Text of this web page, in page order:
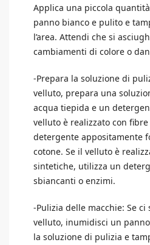
Applica una piccola
panno bianco e pulito e
l’area. Attendi che si
cambiamenti di colore o
-Prepara la soluzione di
velluto, prepara una
acqua tiepida e un
velluto è realizzato con
detergente appositamente
cotone. Se il velluto è
sintetiche, utilizza un
sbiancanti o enzimi.
-Pulizia delle macchie: Se ci
velluto, inumidisci un
la soluzione di pulizia e